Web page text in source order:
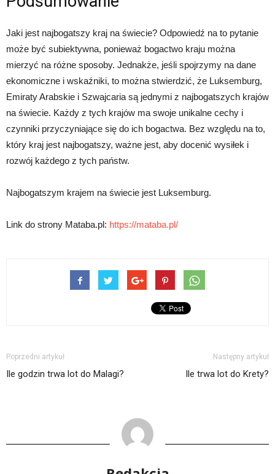
Jaki jest najbogatszy kraj na świecie? Odpowiedź na to pytanie
może być subiektywna, ponieważ bogactwo kraju można
mierzyć na różne sposoby. Jednakże, jeśli spojrzymy na dane
ekonomiczne i wskaźniki, to można stwierdzić, że Luksemburg,
Emiraty Arabskie i Szwajcaria są jednymi z najbogatszych krajów
na świecie. Każdy z tych krajów ma swoje unikalne cechy i
czynniki przyczyniające się do ich bogactwa. Bez względu na to,
który kraj jest najbogatszy, ważne jest, aby docenić wysiłek i
rozwój każdego z tych państw.
Najbogatszym krajem na świecie jest Luksemburg.
Link do strony Mataba.pl: https://mataba.pl/
Poprzedni artykuł
Ile godzin trwa lot do Malagi?
Następny artykuł
Ile trwa lot do Krety?